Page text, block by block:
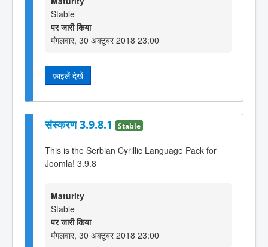
Stable
पर जारी किया
मंगलवार, 30 अक्टूबर 2018 23:00
फ़ाइलें देखें
संस्करण 3.9.8.1 Stable
This is the Serbian Cyrillic Language Pack for
Joomla! 3.9.8
Maturity
Stable
पर जारी किया
मंगलवार, 30 अक्टूबर 2018 23:00